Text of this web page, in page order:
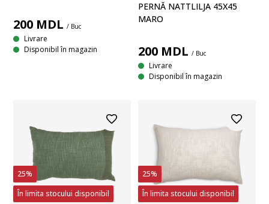
200 MDL / Buc
Livrare
Disponibil în magazin
PERNĂ NATTLILJA 45X45
MARO
200 MDL / Buc
Livrare
Disponibil în magazin
25%
În limita stocului disponibil
25%
În limita stocului disponibil